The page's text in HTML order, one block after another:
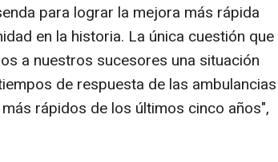
para lograr la mejora más rápida
en la historia. La única cuestión que
a nuestros sucesores una situación
de respuesta de las ambulancias
rápidos de los últimos cinco años",